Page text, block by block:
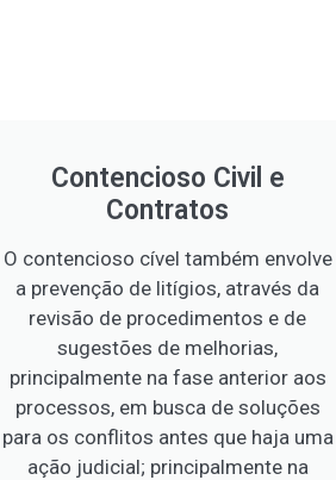
Contencioso Civil e
Contratos
O contencioso cível também envolve
a prevenção de litígios, através da
revisão de procedimentos e de
sugestões de melhorias,
principalmente na fase anterior aos
processos, em busca de soluções
para os conflitos antes que haja uma
ação judicial; principalmente na